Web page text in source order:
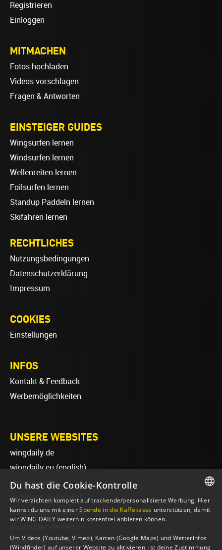
Registrieren
Einloggen
MITMACHEN
Fotos hochladen
Videos vorschlagen
Fragen & Antworten
EINSTEIGER GUIDES
Wingsurfen lernen
Windsurfen lernen
Wellenreiten lernen
Foilsurfen lernen
Standup Paddeln lernen
Skifahren lernen
RECHTLICHES
Nutzungsbedingungen
Datenschutzerklärung
Impressum
COOKIES
Einstellungen
INFOS
Kontakt & Feedback
Werbemöglichkeiten
UNSERE WEBSITES
wingdaily.de
wingdaily.eu(english)
dailydose.de
dailydose.eu (english)
wingsurfen-lernen.de
wellenreiten-lernen.de
GERMAN
Du hast die Cookie-Kontrolle
Wir verzichten komplett auf trackende/personalisierte Werbung. Hier
kannst du uns mit einerSpende in die Kaffekasse unterstützen, damit
wir WING DAILY weiterhin kostenfrei anbieten können.
Um Videos (Youtube, Vimeo), Karten (Google Maps) und Wetterinfos
(Windfinder) auf unserer Website zu aktivieren, ist deine Zustimmung